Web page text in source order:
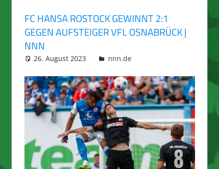
FC HANSA ROSTOCK GEWINNT 2:1
GEGEN AUFSTEIGER VFL OSNABRÜCK |
NNN
26. August 2023 integromat
nnn.de